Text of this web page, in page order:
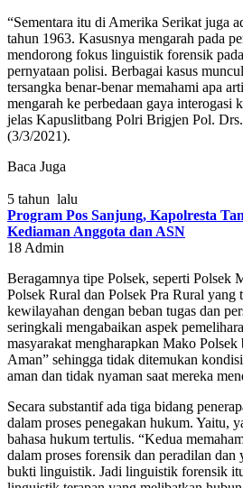
“Sementara itu di Amerika Serikat juga
tahun 1963. Kasusnya mengarah pada
mendorong fokus linguistik forensik
pernyataan polisi. Berbagai kasus
tersangka benar-benar memahami apa
mengarah ke perbedaan gaya interogasi
jelas Kapuslitbang Polri Brigjen Pol.
(3/3/2021).
Baca Juga
5 tahun lalu
Program Pos Sanjung, Kapolresta
Kediaman Anggota dan ASN
18 Admin
Beragamnya tipe Polsek, seperti Polsek
Polsek Rural dan Polsek Pra Rural yang
kewilayahan dengan beban tugas dan
seringkali mengabaikan aspek
masyarakat mengharapkan Mako Polsek
Aman” sehingga tidak ditemukan
aman dan tidak nyaman saat mereka
Secara substantif ada tiga bidang
dalam proses penegakan hukum. Yaitu,
bahasa hukum tertulis. “Kedua
dalam proses forensik dan peradilan dan
bukti linguistik. Jadi linguistik forensik